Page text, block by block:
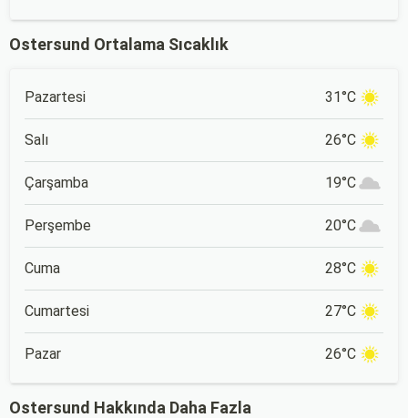
Ostersund Ortalama Sıcaklık
Pazartesi 31°C
Salı 26°C
Çarşamba 19°C
Perşembe 20°C
Cuma 28°C
Cumartesi 27°C
Pazar 26°C
Ostersund Hakkında Daha Fazla